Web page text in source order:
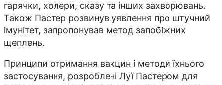
гарячки, холери, сказу та інших захворювань.
Також Пастер розвинув уявлення про штучний
імунітет, запропонував метод запобіжних
щеплень.
Принципи отримання вакцин і методи їхнього
застосування, розроблені Луї Пастером для